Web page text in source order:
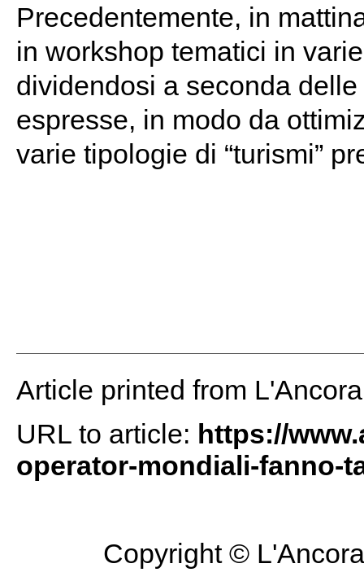
Precedentemente, in
in workshop tematici in
dividendosi a seconda
espresse, in modo da
varie tipologie di “turismi”
Article printed from
URL to article: https://
operator-mondiali-fanno-
Copyright ©